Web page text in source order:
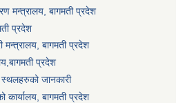
मन्त्रालय, बागमती प्रदेश
प्रदेश
मन्त्रालय, बागमती प्रदेश
प्रदेश
स्थलहरुको जानकारी
कार्यालय, बागमती प्रदेश